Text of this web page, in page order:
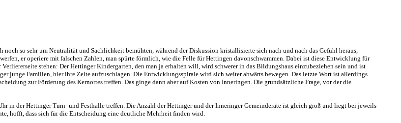
so sehr um Neutralität und Sachlichkeit bemühten, während der Diskussion kristallisierte sich nach und nach das Gefühl heraus,
er operiere mit falschen Zahlen, man spürte förmlich, wie die Felle für Hettingen davonschwammen. Dabei ist diese Entwicklung für
stehen: Der Hettinger Kindergarten, den man ja erhalten will, wird schwerer in das Bildungshaus einzubeziehen sein und ist
junge Familien, hier ihre Zelte aufzuschlagen. Die Entwicklungsspirale wird sich weiter abwärts bewegen. Das letzte Wort ist allerdings
zur Förderung des Kernortes treffen. Das ginge dann aber auf Kosten von Inneringen. Die grundsätzliche Frage, vor der die
in der Hettinger Turn- und Festhalle treffen. Die Anzahl der Hettinger und der Inneringer Gemeinderäte ist gleich groß und liegt bei jeweils
hofft, dass sich für die Entscheidung eine deutliche Mehrheit finden wird.